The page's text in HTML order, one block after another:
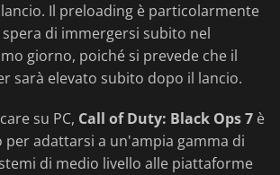
Il preloading è particolarmente
di immergersi subito nel
giorno, poiché si prevede che il
sarà elevato subito dopo il lancio.
su PC, Call of Duty: Black Ops 7 è
adattarsi a un'ampia gamma di
di medio livello alle piattaforme